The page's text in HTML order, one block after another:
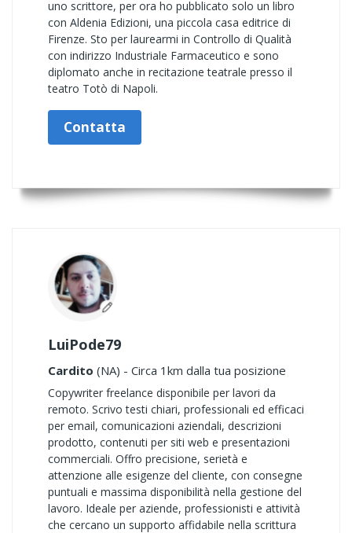
uno scrittore, per ora ho pubblicato solo un libro
con Aldenia Edizioni, una piccola casa editrice di
Firenze. Sto per laurearmi in Controllo di Qualità
con indirizzo Industriale Farmaceutico e sono
diplomato anche in recitazione teatrale presso il
teatro Totò di Napoli.
Contatta
LuiPode79
Cardito (NA) - Circa 1km dalla tua posizione
Copywriter freelance disponibile per lavori da
remoto. Scrivo testi chiari, professionali ed efficaci
per email, comunicazioni aziendali, descrizioni
prodotto, contenuti per siti web e presentazioni
commerciali. Offro precisione, serietà e
attenzione alle esigenze del cliente, con consegne
puntuali e massima disponibilità nella gestione del
lavoro. Ideale per aziende, professionisti e attività
che cercano un supporto affidabile nella scrittura